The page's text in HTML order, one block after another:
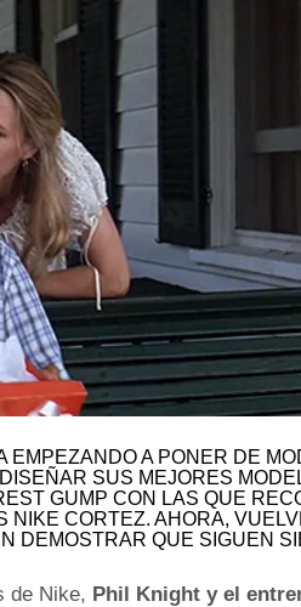
A PONER DE
SUS MEJORES
GUMP CON LAS QUE
NIKE CORTEZ. AHORA,
DEMOSTRAR QUE SIGUEN
de Nike, Phil Knight y el